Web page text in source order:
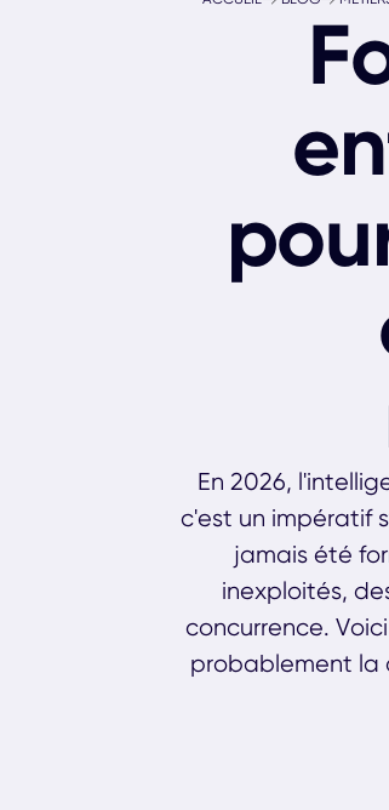
En 2026,
c'est un impératif
jamais été
inexploités,
concurrence.
probablement la